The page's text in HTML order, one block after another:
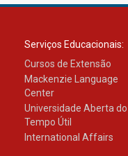
Serviços Educacionais:
Cursos de Extensão
Mackenzie Language
Center
Universidade Aberta do
Tempo Útil
International Affairs